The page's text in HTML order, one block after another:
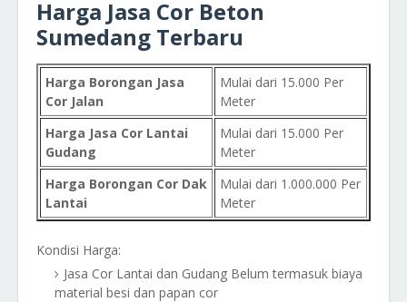
Harga Jasa Cor Beton
Sumedang Terbaru
Harga Borongan Jasa
Cor Jalan
Mulai dari 15.000 Per
Meter
Harga Jasa Cor Lantai
Gudang
Mulai dari 15.000 Per
Meter
Harga Borongan Cor Dak
Lantai
Mulai dari 1.000.000 Per
Meter
Kondisi Harga:
Jasa Cor Lantai dan Gudang Belum termasuk biaya
material besi dan papan cor